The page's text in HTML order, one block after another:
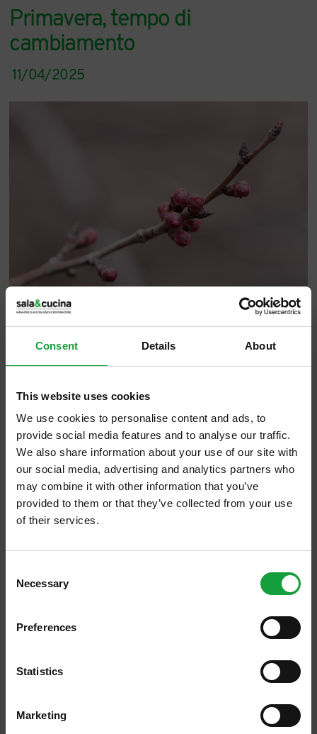
Consent Details About
This website uses cookies
We use cookies to personalise content and ads, to
provide social media features and to analyse our traffic.
We also share information about your use of our site with
our social media, advertising and analytics partners who
may combine it with other information that you’ve
provided to them or that they’ve collected from your use
of their services.
Selection
Necessary
Preferences
Statistics
Marketing
Primavera, tempo di
cambiamento
11/04/2025
nuova linfa al settore della ristorazione e
dell’ospitalità. Speriamo sia così, speriamo
che il tempo sia bello.
Già questa riflessione sul tempo, che fino a
qualche anno fa non si faceva, ci racconta di
come anchela ristorazione è legata a doppio
in maniera seria e concreta.
dimostrano, ma ci sono ancora tante,
troppe
troppi governi che non hanno una posizione
ISCRIVITI ALLA NEWSLETTER
Resta aggiornato su tutte le ultime novita nel campo